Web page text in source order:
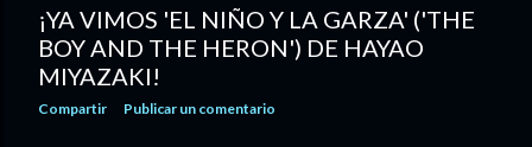
¡YA VIMOS 'EL NIÑO Y LA GARZA' ('THE
BOY AND THE HERON') DE HAYAO
MIYAZAKI!
Compartir Publicar un comentario